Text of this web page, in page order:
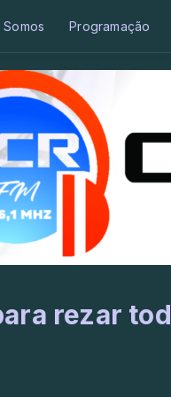
Somos Programação
rezar